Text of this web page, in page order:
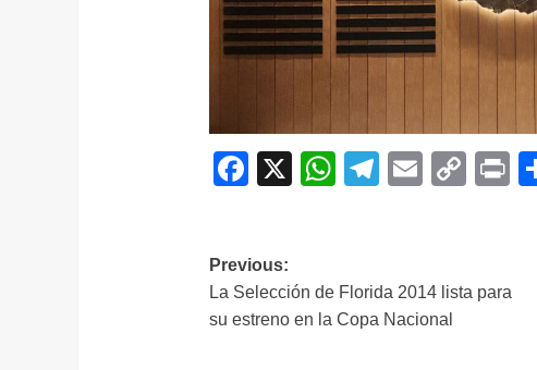
Facebook
X WhatsApp
Telegram
Email
Navegación
de
Previous:
La Selección de Florida 2014 lista para
su estreno en la Copa Nacional